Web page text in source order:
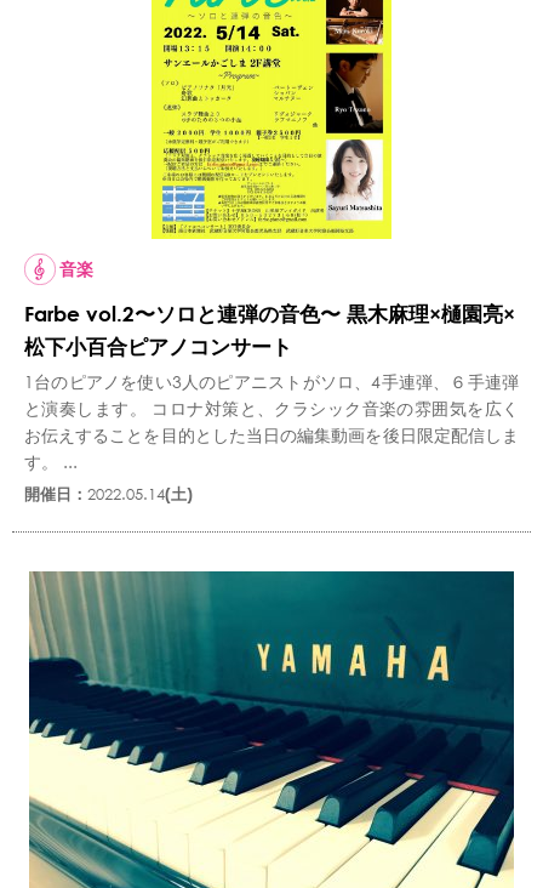
音楽
Farbe vol.2〜ソロと連弾の音色〜 黒木麻理×樋園亮×
松下小百合ピアノコンサート
1台のピアノを使い3人のピアニストがソロ、4手連弾、６手連弾
と演奏します。 コロナ対策と、クラシック音楽の雰囲気を広く
お伝えすることを目的とした当日の編集動画を後日限定配信しま
す。 ...
開催日： 2022.05.14(土)